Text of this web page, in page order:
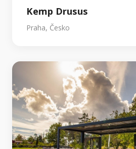
Kemp Drusus
Praha, Česko